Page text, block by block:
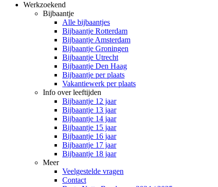
Werkzoekend
Bijbaantje
Alle bijbaantjes
Bijbaantje Rotterdam
Bijbaantje Amsterdam
Bijbaantje Groningen
Bijbaantje Utrecht
Bijbaantje Den Haag
Bijbaantje per plaats
Vakantiewerk per plaats
Info over leeftijden
Bijbaantje 12 jaar
Bijbaantje 13 jaar
Bijbaantje 14 jaar
Bijbaantje 15 jaar
Bijbaantje 16 jaar
Bijbaantje 17 jaar
Bijbaantje 18 jaar
Meer
Veelgestelde vragen
Contact